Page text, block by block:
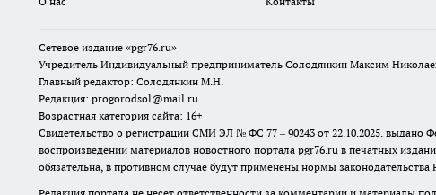
Сетевое издание «pgr76.ru»
Учредитель Индивидуальный предприниматель Солодянкин Максим
Главный редактор: Солодянкин М.Н.
Редакция: progorodsol@mail.ru
Возрастная категория сайта: 16+
Свидетельство о регистрации СМИ ЭЛ № ФС 77 – 90243 от 22.10.2025.
воспроизведении материалов новостного портала pgr76.ru в печатных
обязательна, в противном случае будут применены нормы